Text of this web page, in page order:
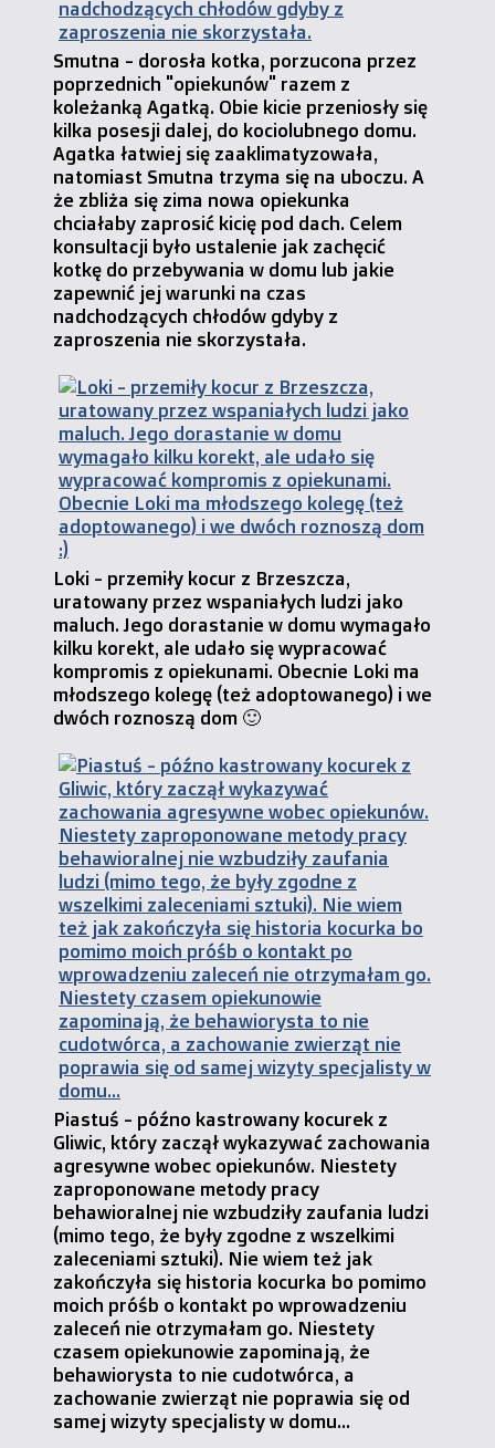
Smutna - dorosła kotka, porzucona przez
poprzednich "opiekunów" razem z
koleżanką Agatką. Obie kicie przeniosły się
kilka posesji dalej, do kociolubnego domu.
Agatka łatwiej się zaaklimatyzowała,
natomiast Smutna trzyma się na uboczu. A
że zbliża się zima nowa opiekunka
chciałaby zaprosić kicię pod dach. Celem
konsultacji było ustalenie jak zachęcić
kotkę do przebywania w domu lub jakie
zapewnić jej warunki na czas
nadchodzących chłodów gdyby z
zaproszenia nie skorzystała.
Loki - przemiły kocur z Brzeszcza,
uratowany przez wspaniałych ludzi jako
maluch. Jego dorastanie w domu wymagało
kilku korekt, ale udało się wypracować
kompromis z opiekunami. Obecnie Loki ma
młodszego kolegę (też adoptowanego) i we
dwóch roznoszą dom 🙂
Piastuś - późno kastrowany kocurek z
Gliwic, który zaczął wykazywać zachowania
agresywne wobec opiekunów. Niestety
zaproponowane metody pracy
behawioralnej nie wzbudziły zaufania ludzi
(mimo tego, że były zgodne z wszelkimi
zaleceniami sztuki). Nie wiem też jak
zakończyła się historia kocurka bo pomimo
moich próśb o kontakt po wprowadzeniu
zaleceń nie otrzymałam go. Niestety
czasem opiekunowie zapominają, że
behawiorysta to nie cudotwórca, a
zachowanie zwierząt nie poprawia się od
samej wizyty specjalisty w domu...